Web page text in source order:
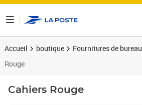
Accueil boutique Fournitures de bureau
Rouge
Cahiers Rouge